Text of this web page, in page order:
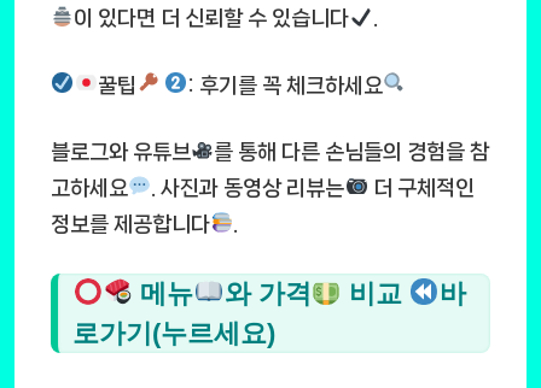
이 있다면 더 신뢰할 수 있습니다
꿀팁 : 후기를 꼭 체크하세요
블로그와 유튜브
를 통해 다른 손님들의 경험을 참
고하세요
. 사진과 동영상 리뷰는
더 구체적인
정보를 제공합니다
메뉴 와 가격 비교
바
로가기(누르세요)